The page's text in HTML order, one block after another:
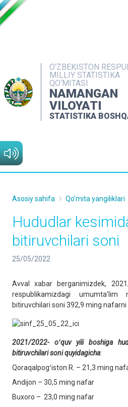
O‘ZBEKISTON
MILLIY STATISTIKA
QO‘MITASI
NAMANGAN
VILOYATI
STATISTIKA
INTERAKTIV
MATBUOT
Asosiy sahifa Qo'mita yangiliklari
Hududlar
bitiruvchilari soni
25/05/2022
Avval xabar berganimizdek,
respublikamizdagi
bitiruvchilari soni 392,9 ming nafarni
2021/2022- oʻquv yili boshiga
bitiruvchilari soni quyidagicha:
Qoraqalpogʻiston R. – 21,3 ming
Andijon – 30,5 ming nafar
Buxoro – 23,0 ming nafar